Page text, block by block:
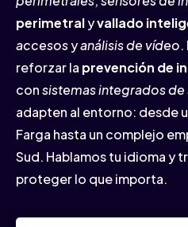
perimetralyvallado
accesosyanálisis de vídeo
reforzar la prevención de
consistemas integrados
adapten al entorno: desde
Farga hasta un complejo
Sud. Hablamos tu idioma y
proteger lo que importa.